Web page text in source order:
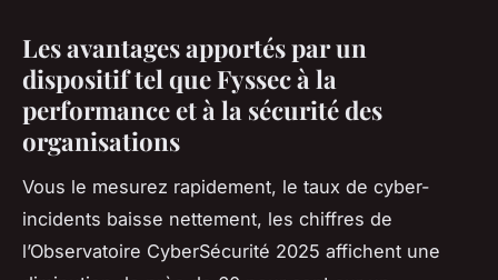
Les avantages apportés par un
dispositif tel que Fyssec à la
performance et à la sécurité des
organisations
Vous le mesurez rapidement, le taux de cyber-
incidents baisse nettement, les chiffres de
l’Observatoire CyberSécurité 2025 affichent une